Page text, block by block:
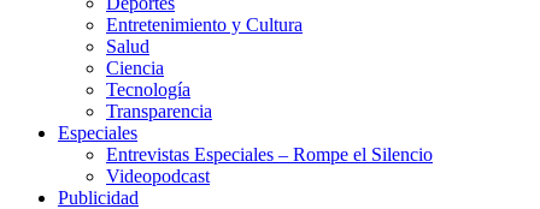
Entretenimiento y Cultura
Salud
Ciencia
Tecnología
Transparencia
Especiales
Entrevistas Especiales – Rompe el Silencio
Videopodcast
Publicidad